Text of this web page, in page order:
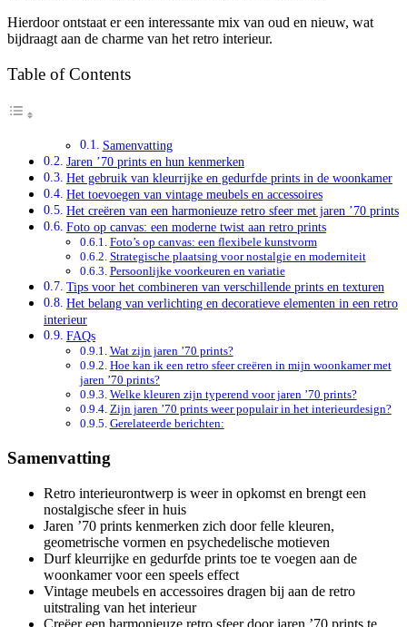
Hierdoor ontstaat er een interessante mix van oud en nieuw, wat
bijdraagt aan de charme van het retro interieur.
Table of Contents
Samenvatting
Jaren ’70 prints en hun kenmerken
Het gebruik van kleurrijke en gedurfde prints in de woonkamer
Het toevoegen van vintage meubels en accessoires
Het creëren van een harmonieuze retro sfeer met jaren ’70 prints
Foto op canvas: een moderne twist aan retro prints
Foto’s op canvas: een flexibele kunstvorm
Strategische plaatsing voor nostalgie en moderniteit
Persoonlijke voorkeuren en variatie
Tips voor het combineren van verschillende prints en texturen
Het belang van verlichting en decoratieve elementen in een retro
interieur
FAQs
Wat zijn jaren ’70 prints?
Hoe kan ik een retro sfeer creëren in mijn woonkamer met
jaren ’70 prints?
Welke kleuren zijn typerend voor jaren ’70 prints?
Zijn jaren ’70 prints weer populair in het interieurdesign?
Gerelateerde berichten:
Samenvatting
Retro interieurontwerp is weer in opkomst en brengt een
nostalgische sfeer in huis
Jaren ’70 prints kenmerken zich door felle kleuren,
geometrische vormen en psychedelische motieven
Durf kleurrijke en gedurfde prints toe te voegen aan de
woonkamer voor een speels effect
Vintage meubels en accessoires dragen bij aan de retro
uitstraling van het interieur
Creëer een harmonieuze retro sfeer door jaren ’70 prints te